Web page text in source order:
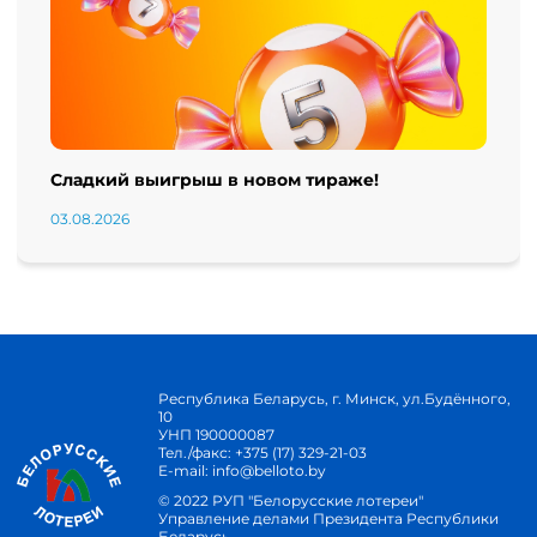
Сладкий выигрыш в новом тираже!
03.08.2026
Республика Беларусь, г. Минск, ул.Будённого,
10
УНП 190000087
Тел./факс: +375 (17) 329-21-03
E-mail: info@belloto.by
© 2022 РУП "Белорусские лотереи"
Управление делами Президента Республики